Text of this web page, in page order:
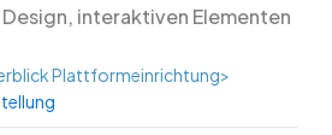
interaktiven Elementen
Plattformeinrichtung>